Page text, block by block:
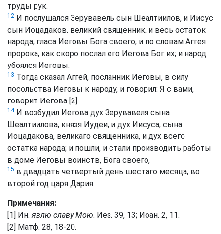
труды рук.
12 И послушался Зерувавель сын Шеалтиилов, и Иисус
сын Иоцадаков, великий священник, и весь остаток
народа, гласа Иеговы Бога своего, и по словам Аггея
пророка, как скоро послал его Иегова Бог их; и народ
убоялся Иеговы.
13 Тогда сказал Аггей, посланник Иеговы, в силу
посольства Иеговы к народу, и говорил: Я с вами,
говорит Иегова [2].
14И возбудил Иегова дух Зерувавеля сына
Шеалтиилова, князя Иудеи, и дух Иисуса, сына
Иоцадакова, великаго священника, и дух всего
остатка народа; и пошли, и стали производить работы
в доме Иеговы воинств, Бога своего,
15 в двадцать четвертый день шестаго месяца, во
второй год царя Дария.
Примечания:
[1] Ин.явлю славу Мою. Иез. 39, 13; Иоан. 2, 11.
[2] Матф. 28, 18-20.